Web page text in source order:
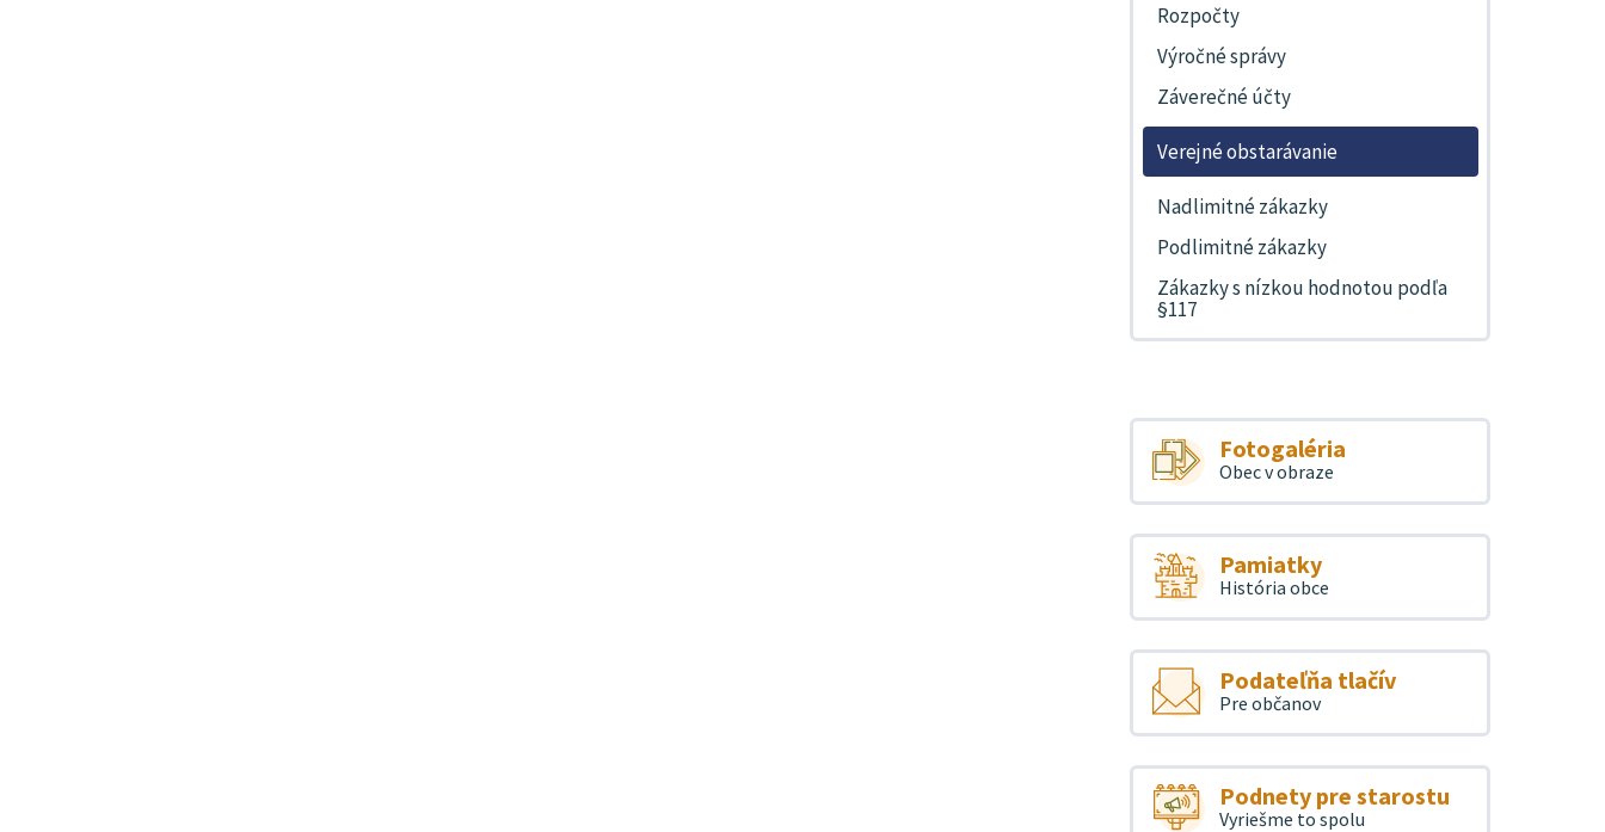
Rozpočty
Výročné správy
Záverečné účty
Verejné obstarávanie
Nadlimitné zákazky
Podlimitné zákazky
Zákazky s nízkou hodnotou podľa
§117
Fotogaléria
Obec v obraze
Pamiatky
História obce
Podateľňa tlačív
Pre občanov
Podnety pre starostu
Vyriešme to spolu